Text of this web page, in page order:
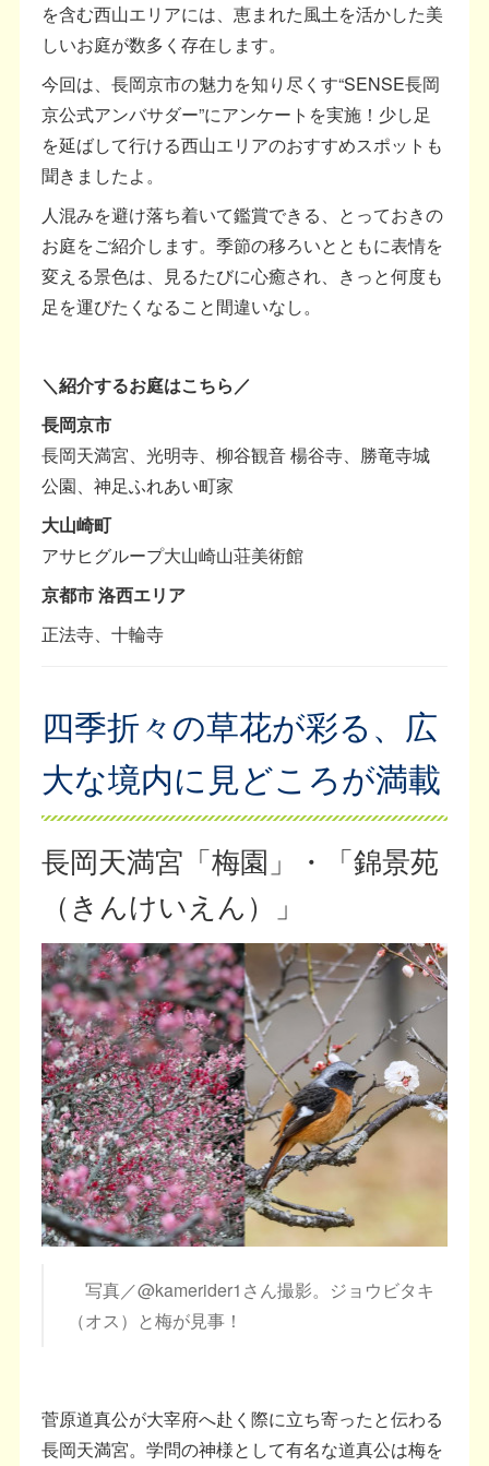
を含む西山エリアには、恵まれた風土を活かした美
しいお庭が数多く存在します。
今回は、長岡京市の魅力を知り尽くす“SENSE長岡
京公式アンバサダー”にアンケートを実施！少し足
を延ばして行ける西山エリアのおすすめスポットも
聞きましたよ。
人混みを避け落ち着いて鑑賞できる、とっておきの
お庭をご紹介します。季節の移ろいとともに表情を
変える景色は、見るたびに心癒され、きっと何度も
足を運びたくなること間違いなし。
＼紹介するお庭はこちら／
長岡京市
長岡天満宮、光明寺、柳谷観音 楊谷寺、勝竜寺城
公園、神足ふれあい町家
大山崎町
アサヒグループ大山崎山荘美術館
京都市 洛西エリア
正法寺、十輪寺
四季折々の草花が彩る、広
大な境内に見どころが満載
長岡天満宮「梅園」・「錦景苑
（きんけいえん）」
写真／@kamerider1さん撮影。ジョウビタキ
（オス）と梅が見事！
菅原道真公が大宰府へ赴く際に立ち寄ったと伝わる
長岡天満宮。学問の神様として有名な道真公は梅を